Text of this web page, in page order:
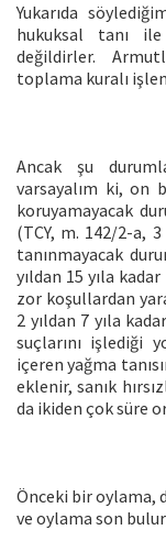
Yukarıda
hukuksal tanı ile
değildirler.
toplama kuralı
Ancak şu
varsayalım ki, on
koruyamayacak
(TCY, m. 142/2-a,
tanınmayacak
yıldan 15 yıla
zor koşullardan
2 yıldan 7 yıla
suçlarını işlediği
içeren yağma
eklenir, sanık
da ikiden çok süre
Önceki bir oylama,
ve oylama son bulur